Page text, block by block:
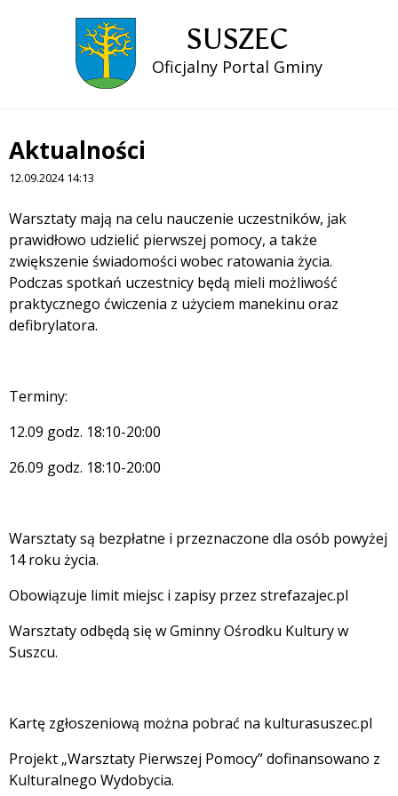
SUSZEC
Oficjalny Portal Gminy
Aktualności
12.09.2024 14:13
Treść
Warsztaty mają na celu nauczenie uczestników, jak
prawidłowo udzielić pierwszej pomocy, a także
zwiększenie świadomości wobec ratowania życia.
Podczas spotkań uczestnicy będą mieli możliwość
praktycznego ćwiczenia z użyciem manekinu oraz
defibrylatora.
Terminy:
12.09 godz. 18:10-20:00
26.09 godz. 18:10-20:00
Warsztaty są bezpłatne i przeznaczone dla osób powyżej
14 roku życia.
Obowiązuje limit miejsc i zapisy przez strefazajec.pl
Warsztaty odbędą się w Gminny Ośrodku Kultury w
Suszcu.
Kartę zgłoszeniową można pobrać na kulturasuszec.pl
Projekt „Warsztaty Pierwszej Pomocy” dofinansowano z
Kulturalnego Wydobycia.